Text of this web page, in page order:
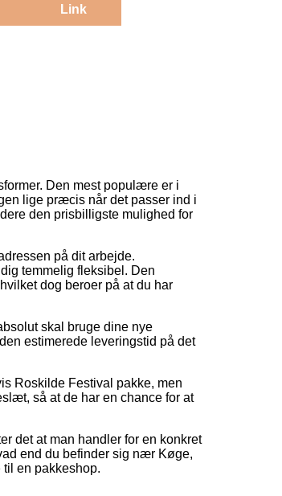
Link
Den mest populære er i
lige præcis når det passer ind i
den prisbilligste mulighed for
på dit arbejde.
temmelig fleksibel. Den
dog beroer på at du har
skal bruge dine nye
estimerede leveringstid på det
Roskilde Festival pakke, men
så at de har en chance for at
det at man handler for en konkret
end du befinder sig nær Køge,
en pakkeshop.